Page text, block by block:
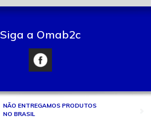
Siga a Omab2c
NÃO ENTREGAMOS PRODUTOS
NO BRASIL